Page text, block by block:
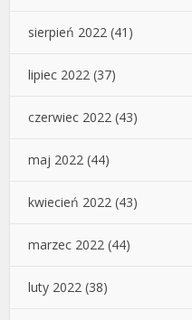
sierpień 2022 (41)
lipiec 2022 (37)
czerwiec 2022 (43)
maj 2022 (44)
kwiecień 2022 (43)
marzec 2022 (44)
luty 2022 (38)